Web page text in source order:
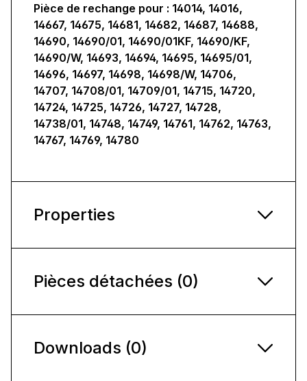
Pièce de rechange pour : 14014, 14016,
14667, 14675, 14681, 14682, 14687, 14688,
14690, 14690/01, 14690/01KF, 14690/KF,
14690/W, 14693, 14694, 14695, 14695/01,
14696, 14697, 14698, 14698/W, 14706,
14707, 14708/01, 14709/01, 14715, 14720,
14724, 14725, 14726, 14727, 14728,
14738/01, 14748, 14749, 14761, 14762, 14763,
14767, 14769, 14780
Properties
Pièces détachées (0)
Downloads (0)